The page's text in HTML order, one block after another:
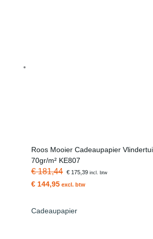
Roos Mooier Cadeaupapier
70gr/m² KE807
€ 181,44 € 175,39incl. btw
€ 144,95 excl. btw
Cadeaupapier